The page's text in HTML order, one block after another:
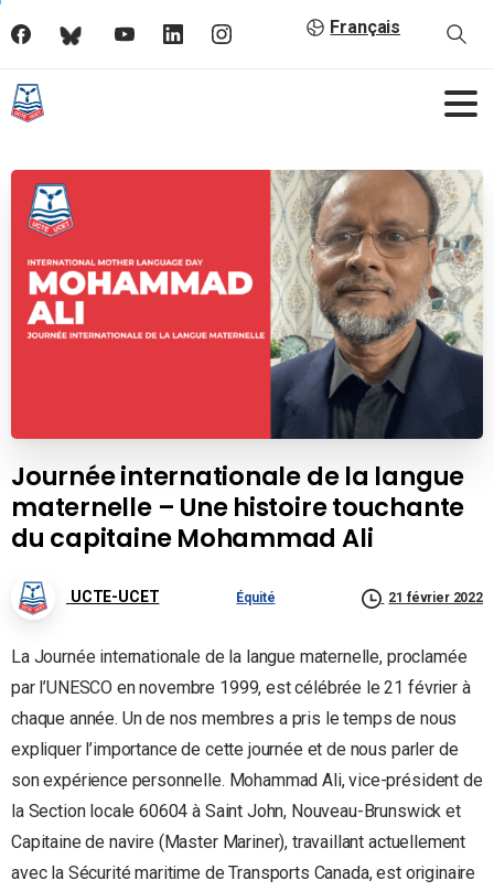
Français
Journée internationale de la langue
maternelle – Une histoire touchante
du capitaine Mohammad Ali
UCTE-UCET Équité 21 février 2022
La Journée internationale de la langue maternelle, proclamée
par l’UNESCO en novembre 1999, est célébrée le 21 février à
chaque année. Un de nos membres a pris le temps de nous
expliquer l’importance de cette journée et de nous parler de
son expérience personnelle. Mohammad Ali, vice-président de
la Section locale 60604 à Saint John, Nouveau-Brunswick et
Capitaine de navire (Master Mariner), travaillant actuellement
avec la Sécurité maritime de Transports Canada, est originaire